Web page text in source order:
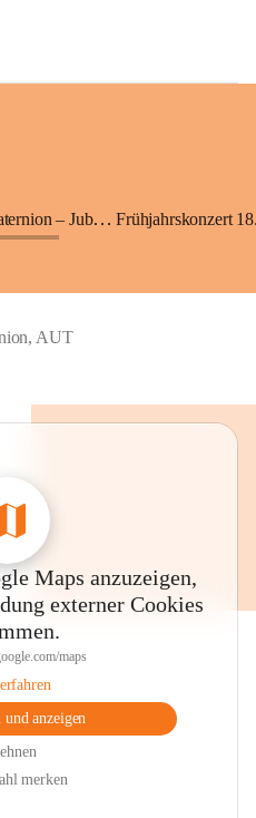
150 Jahre Freiwillige Feuerwehr Paternion – Jubiläumsfest Frühjahrskonzert
AUT
Maps anzuzeigen,
externer Cookies
maps
anzeigen
merken